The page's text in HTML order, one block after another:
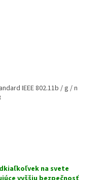
IEEE 802.11b / g / n
na svete